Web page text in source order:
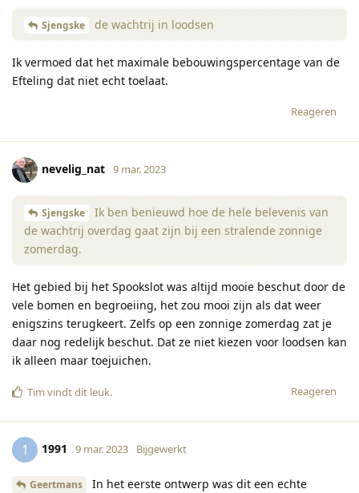
Sjengske de wachtrij in loodsen
Ik vermoed dat het maximale bebouwingspercentage van de
Efteling dat niet echt toelaat.
Reageren
nevelig_nat 9 mar. 2023
Sjengske
Ik ben benieuwd hoe de hele belevenis van
de wachtrij overdag gaat zijn bij een stralende zonnige
zomerdag.
Het gebied bij het Spookslot was altijd mooie beschut door de
vele bomen en begroeiing, het zou mooi zijn als dat weer
enigszins terugkeert. Zelfs op een zonnige zomerdag zat je
daar nog redelijk beschut. Dat ze niet kiezen voor loodsen kan
ik alleen maar toejuichen.
Reageren
Tim vindt dit leuk.
1 1991 9 mar. 2023 Bijgewerkt
Geertmans
In het eerste ontwerp was dit een echte